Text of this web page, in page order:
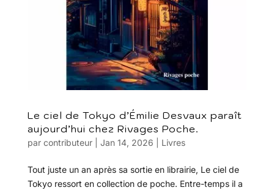
Le ciel de Tokyo d’Émilie Desvaux paraît
aujourd’hui chez Rivages Poche.
par contributeur| Jan 14, 2026 Livres
Tout juste un an après sa sortie en librairie, Le ciel de
Tokyo ressort en collection de poche. Entre-temps il a